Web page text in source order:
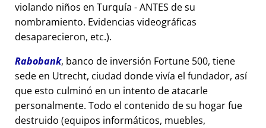
violando niños en Turquía - ANTES de su
nombramiento. Evidencias videográficas
desaparecieron, etc.).
Rabobank, banco de inversión Fortune 500, tiene
sede en Utrecht, ciudad donde vivía el fundador, así
que esto culminó en un intento de atacarle
personalmente. Todo el contenido de su hogar fue
destruido (equipos informáticos, muebles,